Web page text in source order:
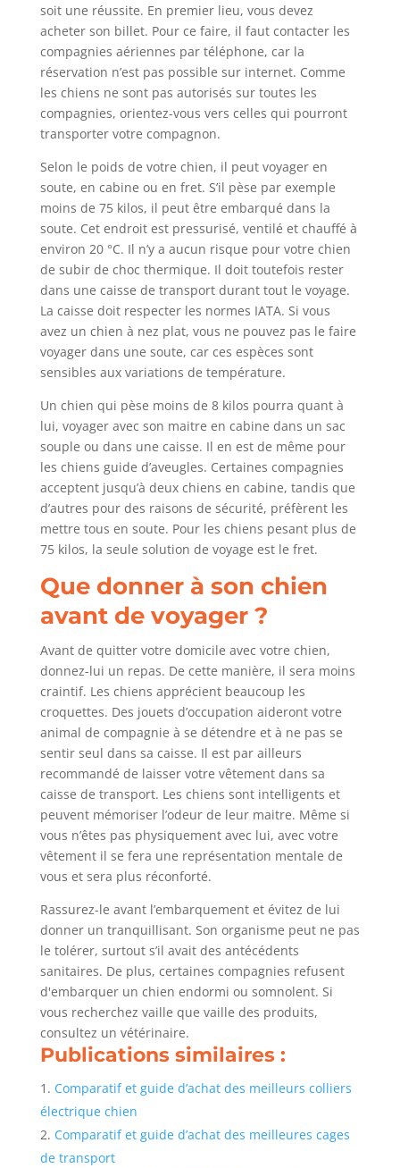
soit une réussite. En premier lieu, vous devez
acheter son billet. Pour ce faire, il faut contacter les
compagnies aériennes par téléphone, car la
réservation n’est pas possible sur internet. Comme
les chiens ne sont pas autorisés sur toutes les
compagnies, orientez-vous vers celles qui pourront
transporter votre compagnon.
Selon le poids de votre chien, il peut voyager en
soute, en cabine ou en fret. S’il pèse par exemple
moins de 75 kilos, il peut être embarqué dans la
soute. Cet endroit est pressurisé, ventilé et chauffé à
environ 20 °C. Il n’y a aucun risque pour votre chien
de subir de choc thermique. Il doit toutefois rester
dans une caisse de transport durant tout le voyage.
La caisse doit respecter les normes IATA. Si vous
avez un chien à nez plat, vous ne pouvez pas le faire
voyager dans une soute, car ces espèces sont
sensibles aux variations de température.
Un chien qui pèse moins de 8 kilos pourra quant à
lui, voyager avec son maitre en cabine dans un sac
souple ou dans une caisse. Il en est de même pour
les chiens guide d’aveugles. Certaines compagnies
acceptent jusqu’à deux chiens en cabine, tandis que
d’autres pour des raisons de sécurité, préfèrent les
mettre tous en soute. Pour les chiens pesant plus de
75 kilos, la seule solution de voyage est le fret.
Que donner à son chien
avant de voyager ?
Avant de quitter votre domicile avec votre chien,
donnez-lui un repas. De cette manière, il sera moins
craintif. Les chiens apprécient beaucoup les
croquettes. Des jouets d’occupation aideront votre
animal de compagnie à se détendre et à ne pas se
sentir seul dans sa caisse. Il est par ailleurs
recommandé de laisser votre vêtement dans sa
caisse de transport. Les chiens sont intelligents et
peuvent mémoriser l’odeur de leur maitre. Même si
vous n’êtes pas physiquement avec lui, avec votre
vêtement il se fera une représentation mentale de
vous et sera plus réconforté.
Rassurez-le avant l’embarquement et évitez de lui
donner un tranquillisant. Son organisme peut ne pas
le tolérer, surtout s’il avait des antécédents
sanitaires. De plus, certaines compagnies refusent
d'embarquer un chien endormi ou somnolent. Si
vous recherchez vaille que vaille des produits,
consultez un vétérinaire.
Publications similaires :
Comparatif et guide d’achat des meilleurs colliers
électrique chien
Comparatif et guide d’achat des meilleures cages
de transport